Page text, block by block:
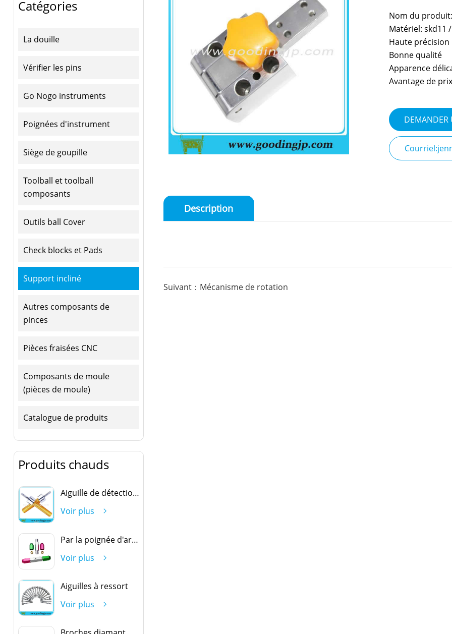
Catégories
La douille
Vérifier les pins
Go Nogo instruments
Poignées d'instrument
Siège de goupille
Toolball et toolball
composants
Outils ball Cover
Check blocks et Pads
Support incliné
Autres composants de
pinces
Pièces fraisées CNC
Composants de moule
(pièces de moule)
Catalogue de produits
Produits chauds
Aiguille de détection ovale
Voir plus
Par la poignée d'arrêt
Voir plus
Aiguilles à ressort
Voir plus
Nom du
Matériel: skd11
Haute précision
Bonne qualité
Apparence
Avantage de prix
DEMANDER
Description
Suivant：Mécanisme de rotation